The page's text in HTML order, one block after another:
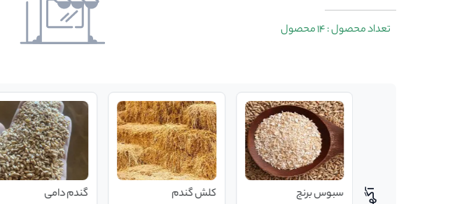
تعداد محصول : 14 محصول
سبوس برنج کلش گندم گندم دامی